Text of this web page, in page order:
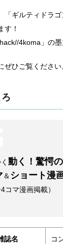
「ギルティドラ
す！
4koma」の
ぜひご覧ください
動く！驚愕の
＆ ショート漫
4コマ漫画掲載）
誌名 コ